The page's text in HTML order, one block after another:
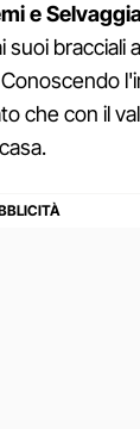
e
bracciali
che con il